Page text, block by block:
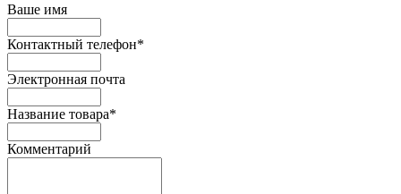
Ваше имя
Контактный телефон*
Электронная почта
Название товара*
Комментарий